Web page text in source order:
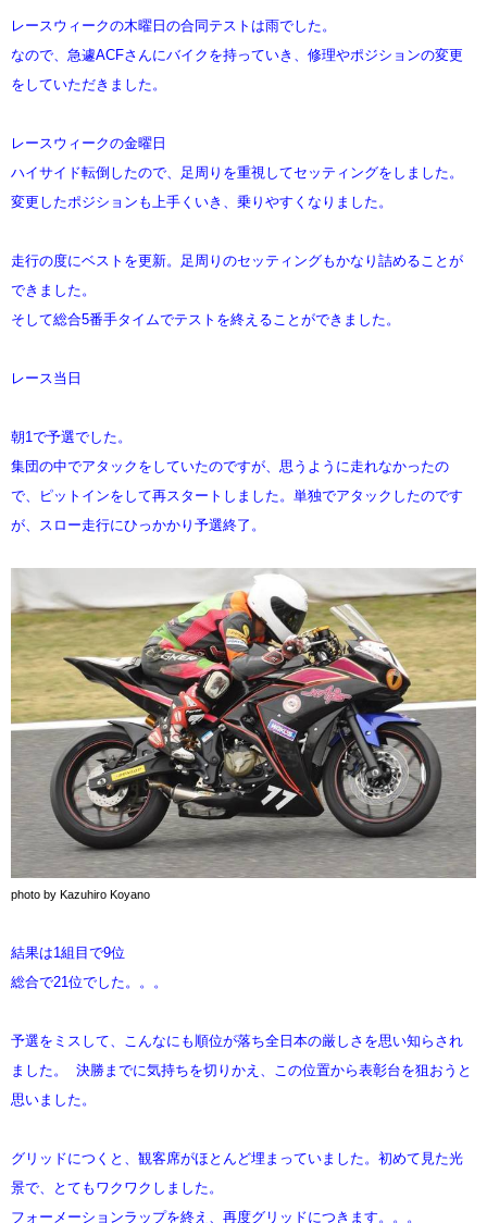
レースウィークの木曜日の合同テストは雨でした。
なので、急遽ACFさんにバイクを持っていき、修理やポジションの変更
をしていただきました。
レースウィークの金曜日
ハイサイド転倒したので、足周りを重視してセッティングをしました。
変更したポジションも上手くいき、乗りやすくなりました。
走行の度にベストを更新。足周りのセッティングもかなり詰めることが
できました。
そして総合5番手タイムでテストを終えることができました。
レース当日
朝1で予選でした。
集団の中でアタックをしていたのですが、思うように走れなかったの
で、ピットインをして再スタートしました。単独でアタックしたのです
が、スロー走行にひっかかり予選終了。
photo by Kazuhiro Koyano
結果は1組目で9位
総合で21位でした。。。
予選をミスして、こんなにも順位が落ち全日本の厳しさを思い知らされ
ました。 決勝までに気持ちを切りかえ、この位置から表彰台を狙おうと
思いました。
グリッドにつくと、観客席がほとんど埋まっていました。初めて見た光
景で、とてもワクワクしました。
フォーメーションラップを終え、再度グリッドにつきます。。。